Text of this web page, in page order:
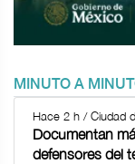
MINUTO A
Hace 2 h / Ciudad
Documentan
defensores del